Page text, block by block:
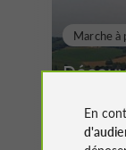
Marche à
En